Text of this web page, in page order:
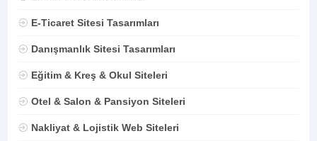
E-Ticaret Sitesi Tasarımları
Danışmanlık Sitesi Tasarımları
Eğitim & Kreş & Okul Siteleri
Otel & Salon & Pansiyon Siteleri
Nakliyat & Lojistik Web Siteleri